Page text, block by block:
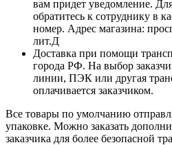
вам придет уведомление.
обратитесь к сотруднику в
номер. Адрес магазина:
лит.Д
Доставка при помощи
города РФ. На выбор
линии, ПЭК или другая
оплачивается заказчиком.
Все товары по умолчанию
упаковке. Можно заказать
заказчика для более безопасной